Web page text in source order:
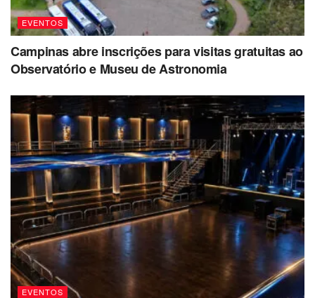
EVENTOS
Campinas abre inscrições para visitas gratuitas ao
Observatório e Museu de Astronomia
EVENTOS